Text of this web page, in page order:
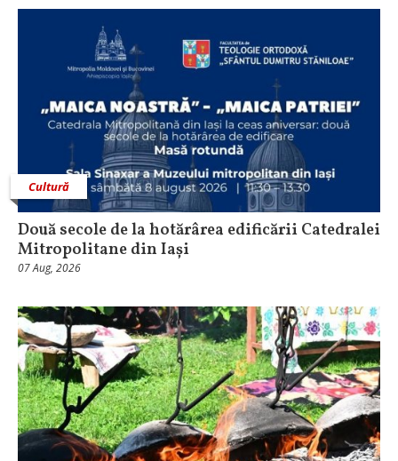
Cultură
Două secole de la hotărârea edificării Catedralei
Mitropolitane din Iași
07 Aug, 2026